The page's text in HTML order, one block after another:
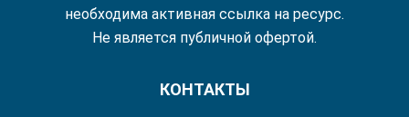
необходима активная ссылка на ресурс.
Не является публичной офертой.
КОНТАКТЫ